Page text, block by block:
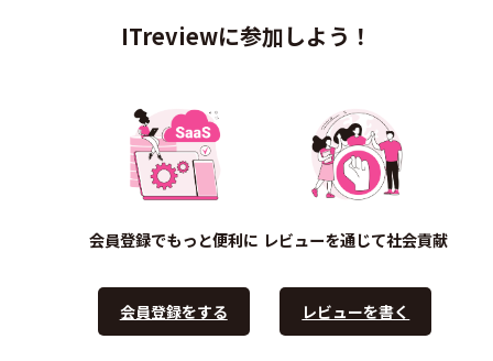
ITreviewに参加しよう！
会員登録でもっと便利に
会員登録をする
レビューを通じて社会貢献
レビューを書く